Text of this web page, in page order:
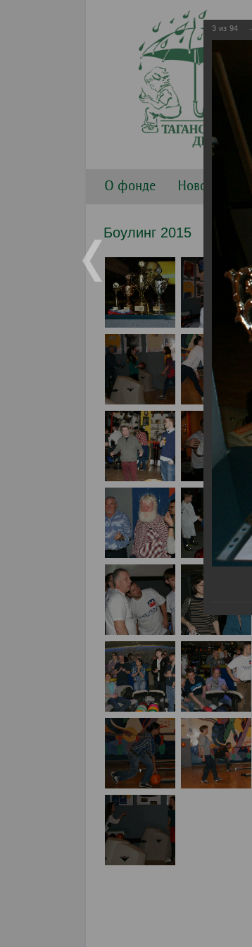
О фонде Новости
Боулинг 2015
3 из 94